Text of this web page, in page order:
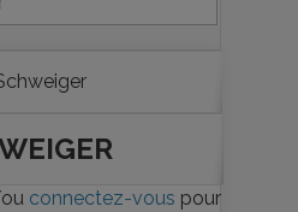
connectez-vous pour